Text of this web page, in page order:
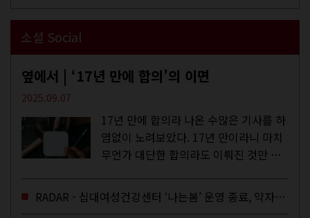
소셜 Social
옆에서 | ‘17년 만에 합의’의 이면
2025.09.07
17년 만에 합의라 나온 수많은 기사를 하
염없이 노려보았다. 17년 만이라니 마치
무언가 대단한 합의라도 이뤄진 것만 같
을 결정하는 심의기구인 최저임금위원회
에 대한 소식을 전하는 기사였는데,...
RADAR - 십대여성건강센터 ‘나는봄’ 운영 종료, 약자로부터 멀어지는 도시